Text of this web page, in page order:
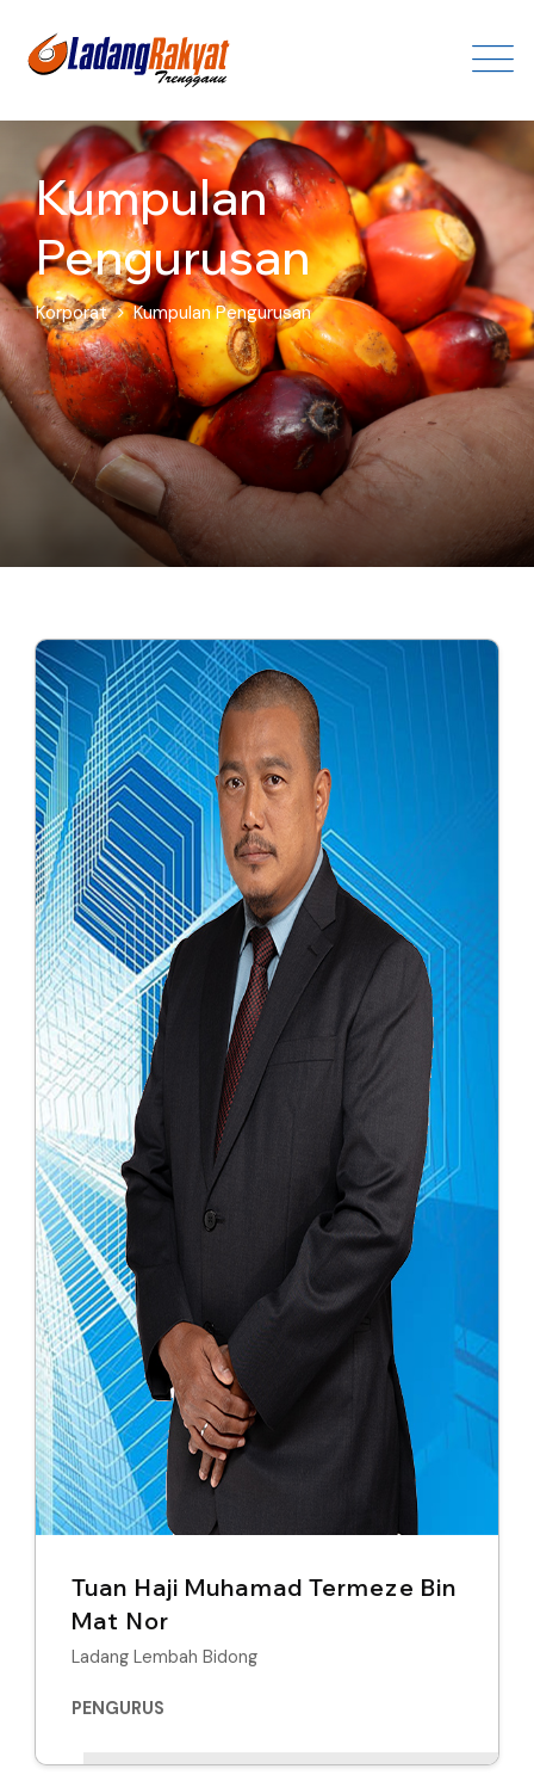
Kumpulan
Pengurusan
Korporat Kumpulan Pengurusan
Tuan Haji Muhamad Termeze Bin
Mat Nor
Ladang Lembah Bidong
PENGURUS